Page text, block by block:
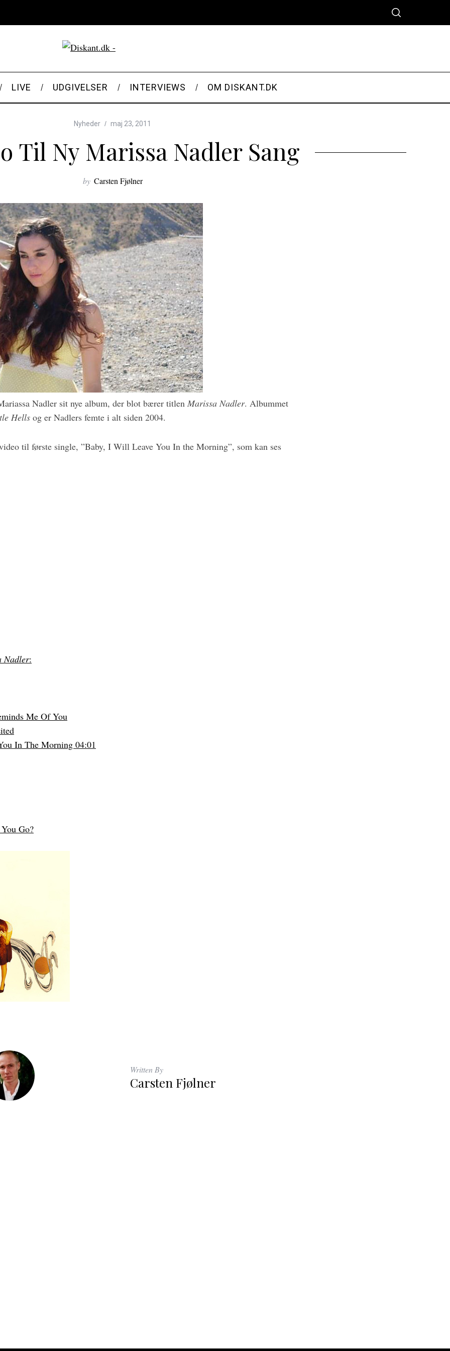
LIVE UDGIVELSER INTERVIEWS OM DISKANT.DK
Nyheder maj 23, 2011
Til Ny Marissa Nadler Sang
by Carsten Fjølner
Nadler sit nye album, der blot bærer titlen Marissa Nadler. Albummet
Hells og er Nadlers femte i alt siden 2004.
til første single, ”Baby, I Will Leave You In the Morning”, som kan ses
Nadler:
Me Of You
In The Morning 04:01
Go?
Written By
Carsten Fjølner